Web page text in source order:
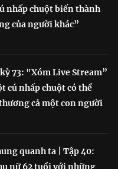
nhấp chuột biến thành
của người khác”
73: "Xóm Live Stream”
cú nhấp chuột có thể
cả một con người
quanh ta | Tập 40:
nữ 62 tuổi với những